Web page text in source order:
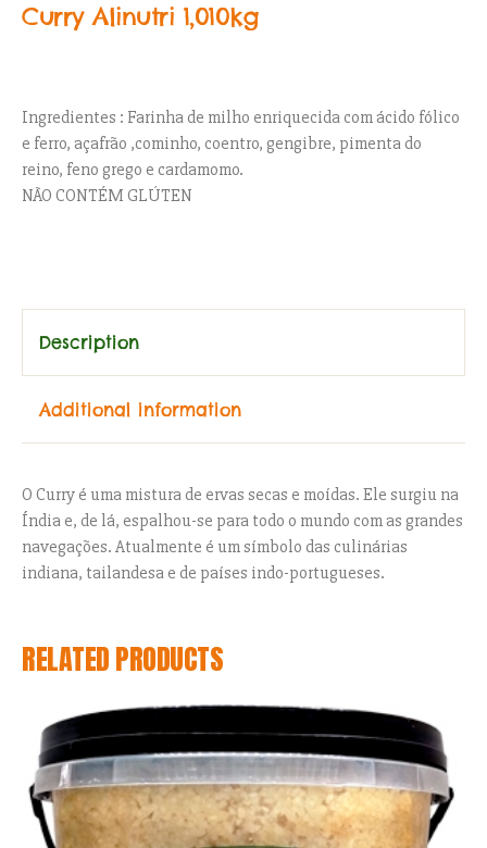
Curry Alinutri 1,010kg
Ingredientes : Farinha de milho enriquecida com ácido fólico
e ferro, açafrão ,cominho, coentro, gengibre, pimenta do
reino, feno grego e cardamomo.
NÃO CONTÉM GLÚTEN
Description
Additional information
O Curry é uma mistura de ervas secas e moídas. Ele surgiu na
Índia e, de lá, espalhou-se para todo o mundo com as grandes
navegações. Atualmente é um símbolo das culinárias
indiana, tailandesa e de países indo-portugueses.
RELATED PRODUCTS